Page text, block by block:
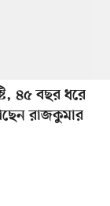
৪৫ বছর ধরে
রাজকুমার